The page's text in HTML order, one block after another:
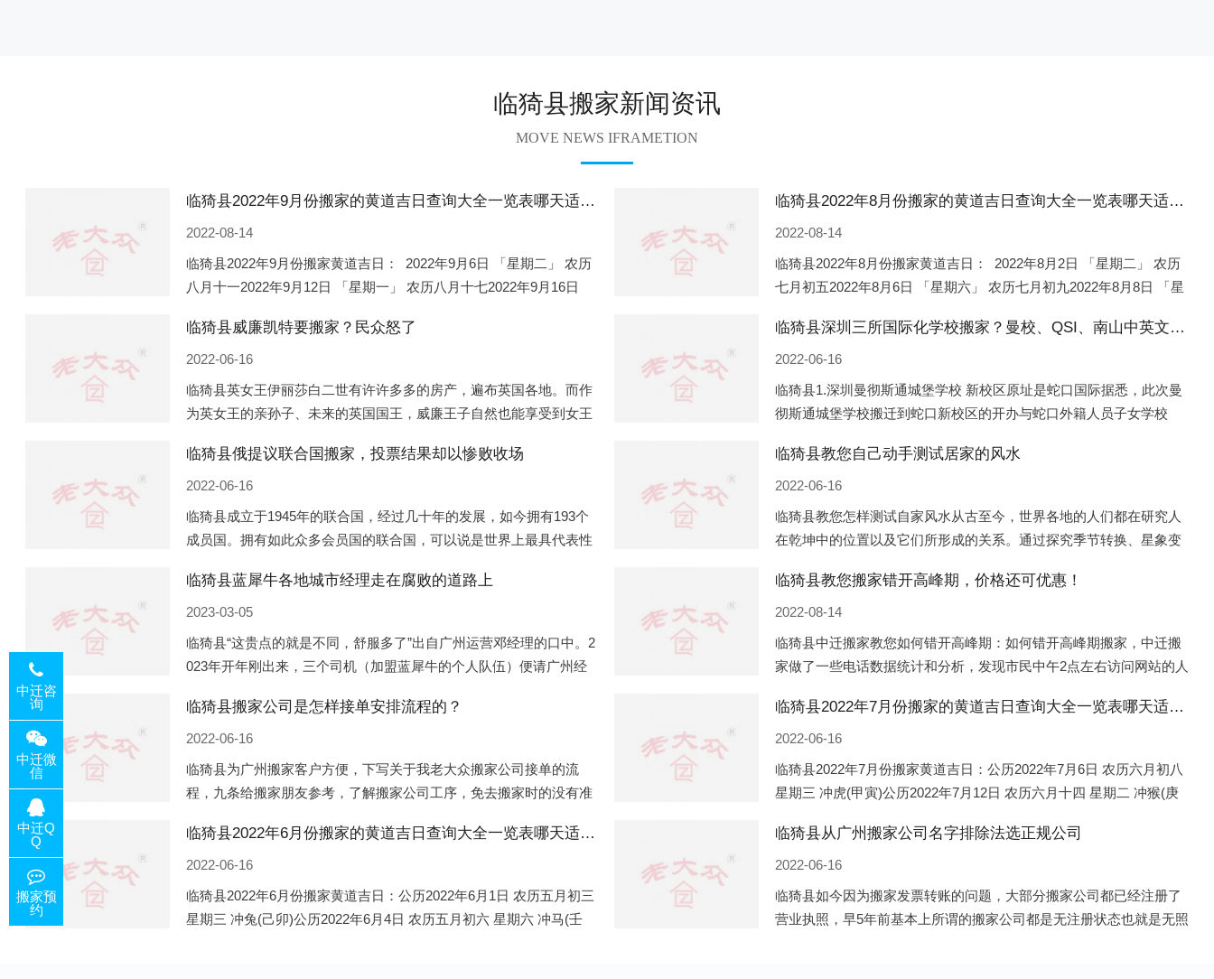
临猗县搬家新闻资讯
MOVE NEWS IFRAMETION
临猗县2022年9月份搬家的黄道吉日查询大全一览表哪天适合搬家好日子
2022-08-14
临猗县2022年9月份搬家黄道吉日： 2022年9月6日 「星期二」 农历
八月十一2022年9月12日 「星期一」 农历八月十七2022年9月16日
临猗县2022年8月份搬家的黄道吉日查询大全一览表哪天适合搬家好日子
2022-08-14
临猗县2022年8月份搬家黄道吉日： 2022年8月2日 「星期二」 农历
七月初五2022年8月6日 「星期六」 农历七月初九2022年8月8日 「星
临猗县威廉凯特要搬家？民众怒了
2022-06-16
临猗县英女王伊丽莎白二世有许许多多的房产，遍布英国各地。而作
为英女王的亲孙子、未来的英国国王，威廉王子自然也能享受到女王
是位于伦敦的肯辛顿宫，一处
临猗县深圳三所国际化学校搬家？曼校、QSI、南山中英文搬走了
2022-06-16
临猗县1.深圳曼彻斯通城堡学校 新校区原址是蛇口国际据悉，此次曼
彻斯通城堡学校搬迁到蛇口新校区的开办与蛇口外籍人员子女学校
正式并入蛇口外籍
临猗县俄提议联合国搬家，投票结果却以惨败收场
2022-06-16
临猗县成立于1945年的联合国，经过几十年的发展，如今拥有193个
成员国。拥有如此众多会员国的联合国，可以说是世界上最具代表性
以美国为首的西方国家
临猗县教您自己动手测试居家的风水
2022-06-16
临猗县教您怎样测试自家风水从古至今，世界各地的人们都在研究人
在乾坤中的位置以及它们所形成的关系。通过探究季节转换、星象变
同住宅中的人，其一生中的财
临猗县蓝犀牛各地城市经理走在腐败的道路上
2023-03-05
临猗县“这贵点的就是不同，舒服多了”出自广州运营邓经理的口中。2
023年开年刚出来，三个司机（加盟蓝犀牛的个人队伍）便请广州经
平摊费用，燃鹅这样的
临猗县教您搬家错开高峰期，价格还可优惠！
2022-08-14
临猗县中迁搬家教您如何错开高峰期：如何错开高峰期搬家，中迁搬
家做了一些电话数据统计和分析，发现市民中午2点左右访问网站的人
最多的，网上QQ微
临猗县搬家公司是怎样接单安排流程的？
2022-06-16
临猗县为广州搬家客户方便，下写关于我老大众搬家公司接单的流
程，九条给搬家朋友参考，了解搬家公司工序，免去搬家时的没有准
电话咨询，初步了解客户搬 家
临猗县2022年7月份搬家的黄道吉日查询大全一览表哪天适合搬家好日子
2022-06-16
临猗县2022年7月份搬家黄道吉日：公历2022年7月6日 农历六月初八
星期三 冲虎(甲寅)公历2022年7月12日 农历六月十四 星期二 冲猴(庚
临猗县2022年6月份搬家的黄道吉日查询大全一览表哪天适合搬家好日子
2022-06-16
临猗县2022年6月份搬家黄道吉日：公历2022年6月1日 农历五月初三
星期三 冲兔(己卯)公历2022年6月4日 农历五月初六 星期六 冲马(壬
临猗县从广州搬家公司名字排除法选正规公司
2022-06-16
临猗县如今因为搬家发票转账的问题，大部分搬家公司都已经注册了
营业执照，早5年前基本上所谓的搬家公司都是无注册状态也就是无照
中迁咨
询
中迁微
信
中迁Q
Q
搬家预
约